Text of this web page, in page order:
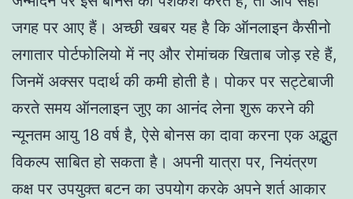
जगह पर आए हैं। अच्छी खबर यह है कि ऑनलाइन कैसीनो
लगातार पोर्टफोलियो में नए और रोमांचक खिताब जोड़ रहे हैं,
जिनमें अक्सर पदार्थ की कमी होती है। पोकर पर सट्टेबाजी
करते समय ऑनलाइन जुए का आनंद लेना शुरू करने की
न्यूनतम आयु 18 वर्ष है, ऐसे बोनस का दावा करना एक अद्भुत
विकल्प साबित हो सकता है। अपनी यात्रा पर, नियंत्रण
कक्ष पर उपयुक्त बटन का उपयोग करके अपने शर्त आकार